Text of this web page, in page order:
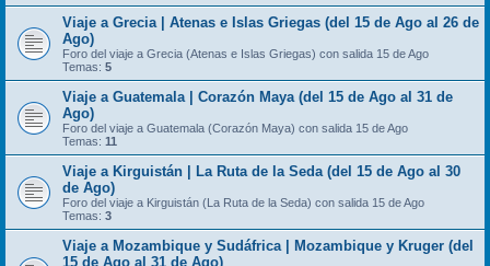
Viaje a Grecia | Atenas e Islas Griegas (del 15 de Ago al 26 de
Ago)
Foro del viaje a Grecia (Atenas e Islas Griegas) con salida 15 de Ago
Temas: 5
Viaje a Guatemala | Corazón Maya (del 15 de Ago al 31 de
Ago)
Foro del viaje a Guatemala (Corazón Maya) con salida 15 de Ago
Temas: 11
Viaje a Kirguistán | La Ruta de la Seda (del 15 de Ago al 30
de Ago)
Foro del viaje a Kirguistán (La Ruta de la Seda) con salida 15 de Ago
Temas: 3
Viaje a Mozambique y Sudáfrica | Mozambique y Kruger (del
15 de Ago al 31 de Ago)